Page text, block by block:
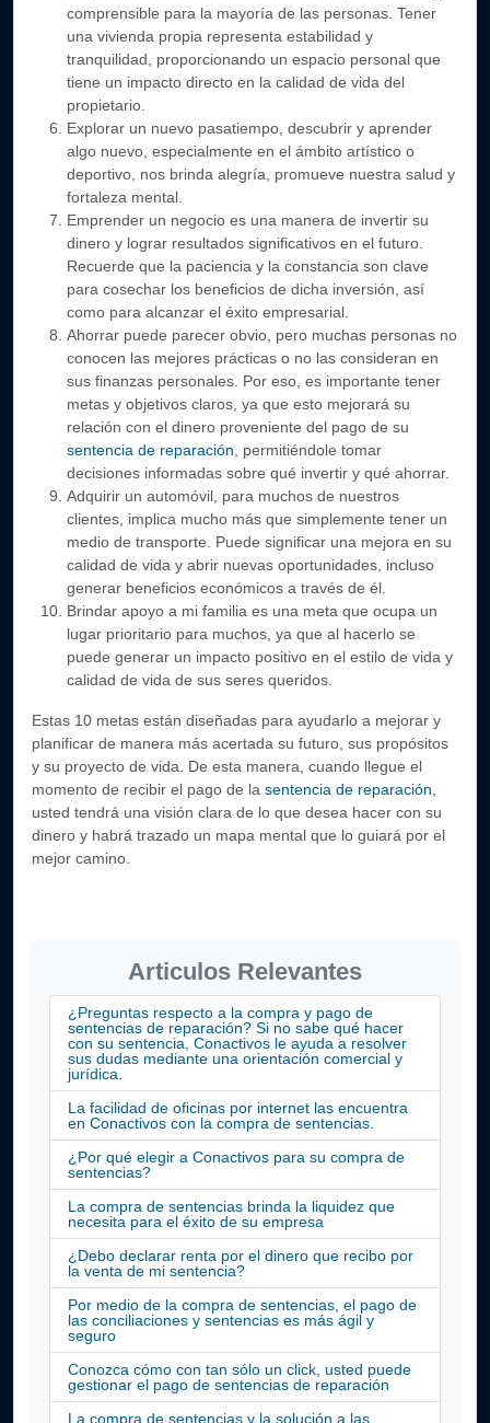
comprensible para la mayoría de las personas. Tener
una vivienda propia representa estabilidad y
tranquilidad, proporcionando un espacio personal que
tiene un impacto directo en la calidad de vida del
propietario.
Explorar un nuevo pasatiempo, descubrir y aprender
algo nuevo, especialmente en el ámbito artístico o
deportivo, nos brinda alegría, promueve nuestra salud y
fortaleza mental.
Emprender un negocio es una manera de invertir su
dinero y lograr resultados significativos en el futuro.
Recuerde que la paciencia y la constancia son clave
para cosechar los beneficios de dicha inversión, así
como para alcanzar el éxito empresarial.
Ahorrar puede parecer obvio, pero muchas personas no
conocen las mejores prácticas o no las consideran en
sus finanzas personales. Por eso, es importante tener
metas y objetivos claros, ya que esto mejorará su
relación con el dinero proveniente del pago de su
sentencia de reparación , permitiéndole tomar
decisiones informadas sobre qué invertir y qué ahorrar.
Adquirir un automóvil, para muchos de nuestros
clientes, implica mucho más que simplemente tener un
medio de transporte. Puede significar una mejora en su
calidad de vida y abrir nuevas oportunidades, incluso
generar beneficios económicos a través de él.
Brindar apoyo a mi familia es una meta que ocupa un
lugar prioritario para muchos, ya que al hacerlo se
puede generar un impacto positivo en el estilo de vida y
calidad de vida de sus seres queridos.
Estas 10 metas están diseñadas para ayudarlo a mejorar y
planificar de manera más acertada su futuro, sus propósitos
y su proyecto de vida. De esta manera, cuando llegue el
momento de recibir el pago de la sentencia de reparación
usted tendrá una visión clara de lo que desea hacer con su
dinero y habrá trazado un mapa mental que lo guiará por el
mejor camino.
Articulos Relevantes
¿Preguntas respecto a la compra y pago de
sentencias de reparación? Si no sabe qué hacer
con su sentencia, Conactivos le ayuda a resolver
sus dudas mediante una orientación comercial y
jurídica.
La facilidad de oficinas por internet las encuentra
en Conactivos con la compra de sentencias.
¿Por qué elegir a Conactivos para su compra de
sentencias?
La compra de sentencias brinda la liquidez que
necesita para el éxito de su empresa
¿Debo declarar renta por el dinero que recibo por
la venta de mi sentencia?
Por medio de la compra de sentencias, el pago de
las conciliaciones y sentencias es más ágil y
seguro
Conozca cómo con tan sólo un click, usted puede
gestionar el pago de sentencias de reparación
La compra de sentencias y la solución a las